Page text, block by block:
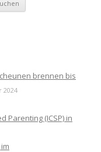
brennen bis
2024
Parenting (ICSP) in